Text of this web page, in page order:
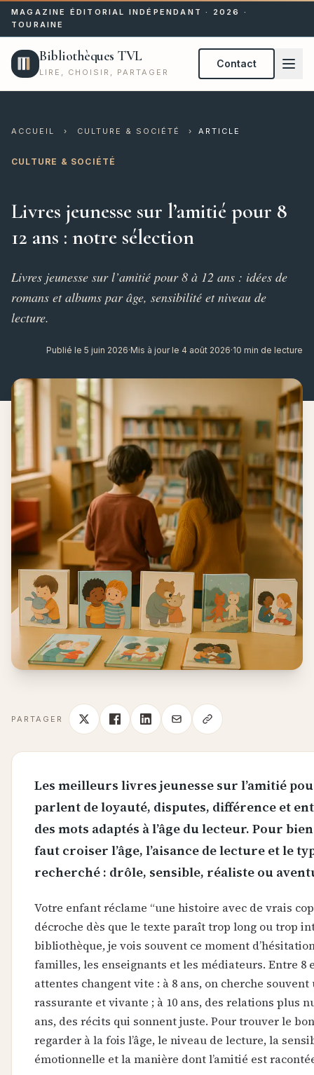
MAGAZINE ÉDITORIAL INDÉPENDANT · 2026 ·
TOURAINE
Bibliothèques TVL
LIRE, CHOISIR, PARTAGER
Contact
ACCUEIL › CULTURE & SOCIÉTÉ › ARTICLE
CULTURE & SOCIÉTÉ
Livres jeunesse sur l’amitié pour 8
12 ans : notre sélection
Livres jeunesse sur l’amitié pour 8 à 12 ans : idées de
romans et albums par âge, sensibilité et niveau de
lecture.
Publié le 5 juin 2026·Mis à jour le 4 août 2026·10 min de lecture
PARTAGER
Les meilleurs livres jeunesse sur l’amitié
parlent de loyauté, disputes, différence et
des mots adaptés à l’âge du lecteur. Pour
faut croiser l’âge, l’aisance de lecture et le
recherché : drôle, sensible, réaliste ou
Votre enfant réclame “une histoire avec de vrais
décroche dès que le texte paraît trop long ou trop
bibliothèque, je vois souvent ce moment
familles, les enseignants et les médiateurs. Entre 8
attentes changent vite : à 8 ans, on cherche
rassurante et vivante ; à 10 ans, des relations plus
ans, des récits qui sonnent juste. Pour trouver le
regarder à la fois l’âge, le niveau de lecture, la
émotionnelle et la manière dont l’amitié est